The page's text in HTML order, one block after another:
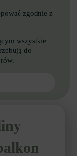
zgodnie z
wszystkie
do